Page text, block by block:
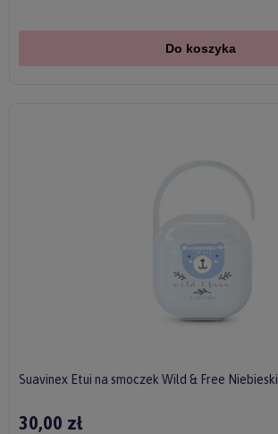
Do koszyka
Suavinex Etui na smoczek Wild & Free Niebieski
30,00 zł